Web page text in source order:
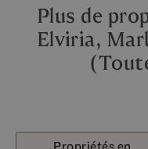
Plus de
Elviria,